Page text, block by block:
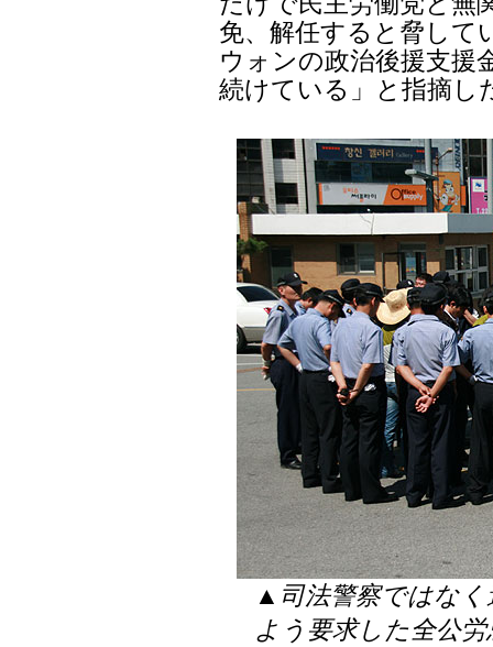
免、解任すると脅して
ウォンの政治後援支援
続けている」と指摘し
▲司法警察ではなく
よう要求した全公